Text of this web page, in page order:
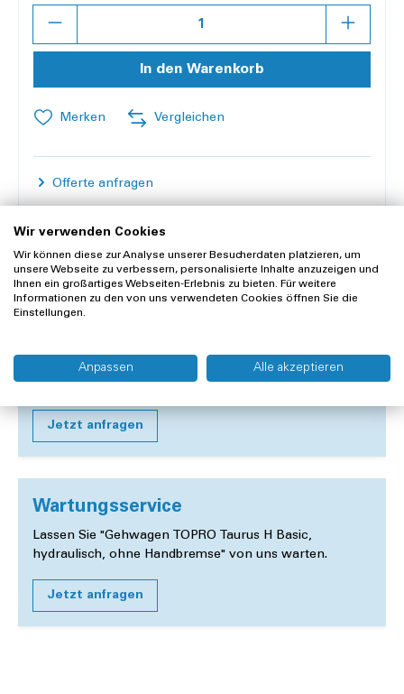
In den Warenkorb
Merken Vergleichen
Offerte anfragen
Lieferung und Rücksendung
Widerrufsrecht
Mieten Sie ganz einfach "Gehwagen TOPRO Taurus H
Basic, hydraulisch, ohne Handbremse" statt zu kaufen.
Jetzt anfragen
Wartungsservice
Lassen Sie "Gehwagen TOPRO Taurus H Basic,
hydraulisch, ohne Handbremse" von uns warten.
Jetzt anfragen
Wir verwenden Cookies
Wir können diese zur Analyse unserer Besucherdaten platzieren, um
unsere Webseite zu verbessern, personalisierte Inhalte anzuzeigen und
Ihnen ein großartiges Webseiten-Erlebnis zu bieten. Für weitere
Informationen zu den von uns verwendeten Cookies öffnen Sie die
Einstellungen.
Anpassen Alle akzeptieren